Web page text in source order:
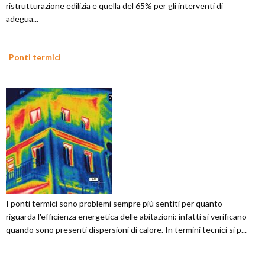
ristrutturazione edilizia e quella del 65% per gli interventi di
adegua...
Ponti termici
I ponti termici sono problemi sempre più sentiti per quanto
riguarda l'efficienza energetica delle abitazioni: infatti si verificano
quando sono presenti dispersioni di calore. In termini tecnici si p...